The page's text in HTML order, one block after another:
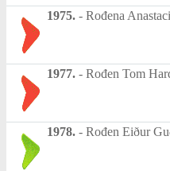
1975. - Rođena
1977. - Rođen Tom
1978. - Rođen Eiður